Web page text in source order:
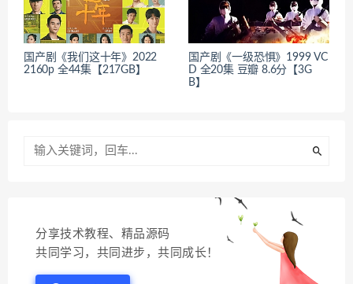
国产剧《我们这十年》2022
2160p 全44集【217GB】
国产剧《一级恐惧》1999 VC
D 全20集 豆瓣 8.6分【3G
B】
分享技术教程、精品源码
共同学习，共同进步，共同成长！